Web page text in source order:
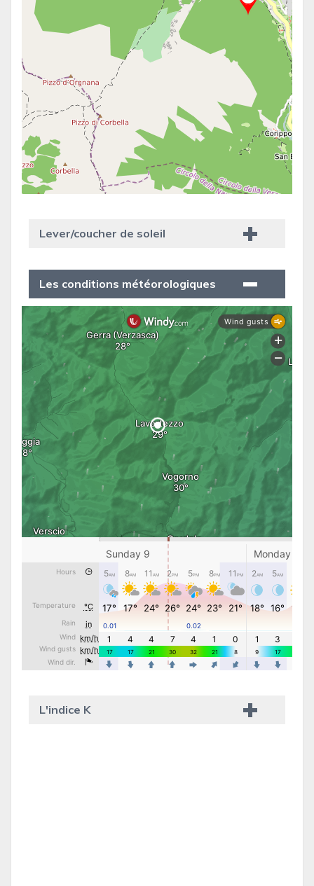
Lever/coucher de soleil
Les conditions météorologiques
L'indice K